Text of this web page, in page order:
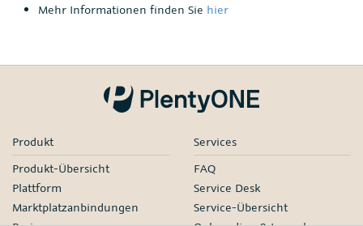
Mehr Informationen finden Sie hier
Produkt
Produkt-Übersicht
Plattform
Marktplatzanbindungen
Services
FAQ
Service Desk
Service-Übersicht